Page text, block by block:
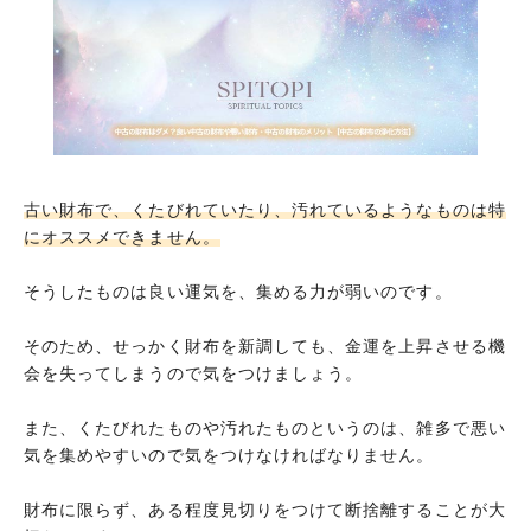
古い財布で、くたびれていたり、汚れているようなものは特
にオススメできません。
そうしたものは良い運気を、集める力が弱いのです。
そのため、せっかく財布を新調しても、金運を上昇させる機
会を失ってしまうので気をつけましょう。
また、くたびれたものや汚れたものというのは、雑多で悪い
気を集めやすいので気をつけなければなりません。
財布に限らず、ある程度見切りをつけて断捨離することが大